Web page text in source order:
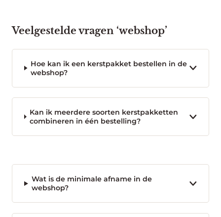
Veelgestelde vragen ‘webshop’
Hoe kan ik een kerstpakket bestellen in de
webshop?
Kan ik meerdere soorten kerstpakketten
combineren in één bestelling?
Wat is de minimale afname in de
webshop?